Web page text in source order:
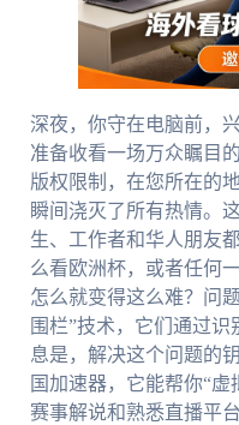
深夜，你守在电脑前，
准备收看一场万众瞩目
版权限制，在您所在的
瞬间浇灭了所有热情。
生、工作者和华人朋友
么看欧洲杯，或者任何
怎么就变得这么难？问
围栏”技术，它们通过
息是，解决这个问题的
国加速器，它能帮你“
赛事解说和熟悉直播平